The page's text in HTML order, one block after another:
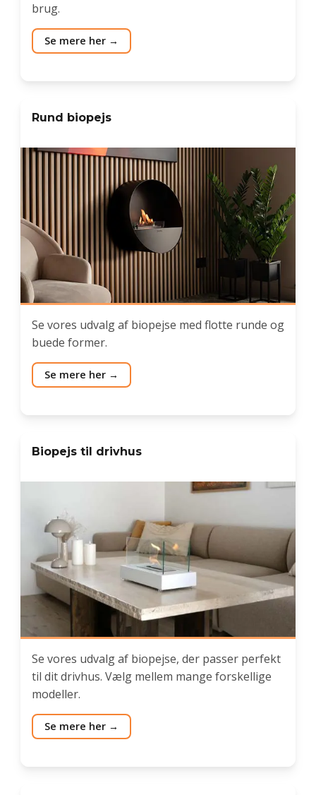
brug.
Se mere her
Rund biopejs
Se vores udvalg af biopejse med flotte runde og
buede former.
Se mere her
Biopejs til drivhus
Se vores udvalg af biopejse, der passer perfekt
til dit drivhus. Vælg mellem mange forskellige
modeller.
Se mere her